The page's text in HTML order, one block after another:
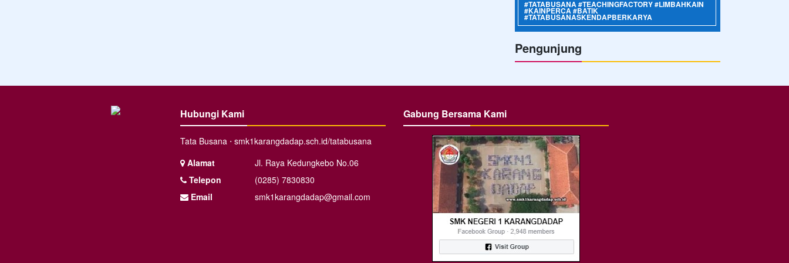
#TATABUSANA #TEACHINGFACTORY #LIMBAHKAIN
#KAINPERCA #BATIK
#TATABUSANASKENDAPBERKARYA
Pengunjung
Hubungi Kami
Tata Busana ⋅ smk1karangdadap.sch.id/tatabusana
Alamat
Jl. Raya Kedungkebo No.06
Telepon
(0285) 7830830
Email
smk1karangdadap@gmail.com
Gabung Bersama Kami